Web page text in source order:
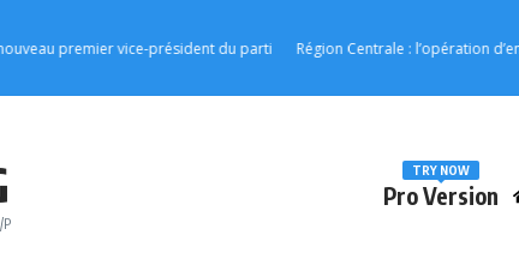
premier vice-président du parti Région Centrale : l’opération
P
Pro Version
TRY NOW